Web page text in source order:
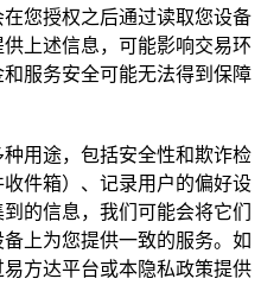
您授权之后通过读取您设备
上述信息，可能影响交易环
服务安全可能无法得到保障
用途，包括安全性和欺诈检
件箱）、记录用户的偏好设
的信息，我们可能会将它们
上为您提供一致的服务。如
方达平台或本隐私政策提供